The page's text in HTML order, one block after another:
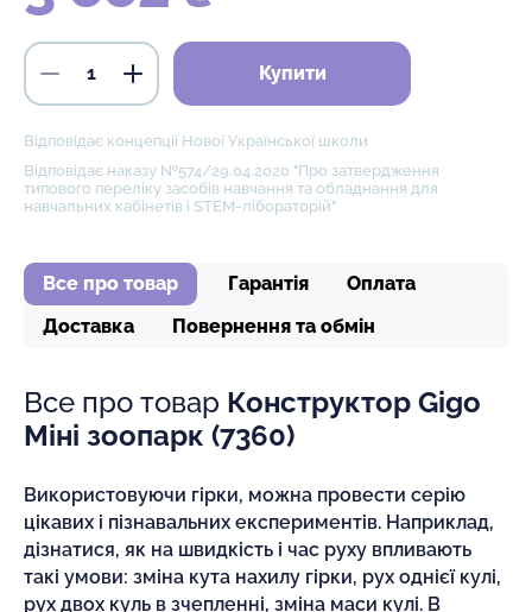
Купити
Відповідає концепції Нової Української школи
Відповідає наказу №574/29.04.2020 "Про затвердження
типового переліку засобів навчання та обладнання для
навчальних кабінетів і STEM-лібораторій"
Все про товар Гарантія
Оплата
Доставка
Повернення та обмін
Все про товар Конструктор Gigo
Міні зоопарк (7360)
Використовуючи гірки, можна провести серію
цікавих і пізнавальних експериментів. Наприклад,
дізнатися, як на швидкість і час руху впливають
такі умови: зміна кута нахилу гірки, рух однієї кулі,
рух двох куль в зчепленні, зміна маси кулі. В